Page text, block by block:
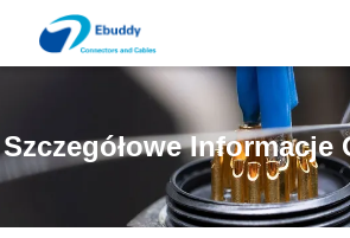
Szczegółowe Informacje